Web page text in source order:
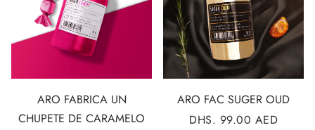
ARO FABRICA UN
CHUPETE DE CARAMELO
ARO FAC SUGER OUD
PRECIO
DHS. 99.00 AED